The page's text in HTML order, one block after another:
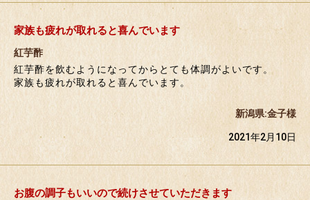
家族も疲れが取れると喜んでいます
紅芋酢
紅芋酢を飲むようになってからとても体調がよいです。
家族も疲れが取れると喜んでいます。
新潟県:金子様
2021年2月10日
お腹の調子もいいので続けさせていただきます